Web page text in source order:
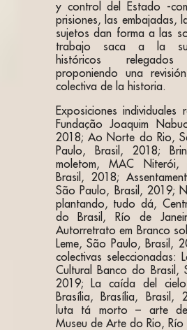
y control del Estado -
prisiones, las embajadas,
sujetos dan forma a las
trabajo saca a la
históricos
proponiendo una
colectiva de la historia.
Exposiciones individuales
Fundação Joaquim
2018; Ao Norte do Rio,
Paulo, Brasil, 2018;
moletom, MAC
Brasil, 2018;
São Paulo, Brasil, 2019;
plantando, tudo dá,
do Brasil, Río de
Autorretrato em Branco
Leme, São Paulo, Brasil,
colectivas seleccionadas:
Cultural Banco do Brasil,
2019; La caída del
Brasília, Brasília, Brasil,
luta tá morto – arte
Museu de Arte do Rio, Río